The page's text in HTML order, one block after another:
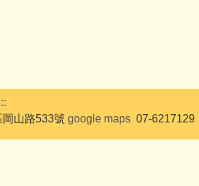
山路533號 google maps07-6217129